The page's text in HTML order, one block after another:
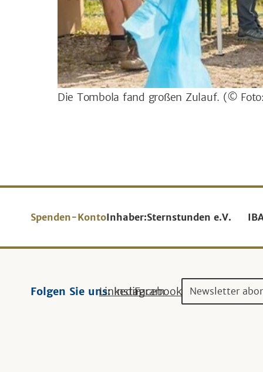
Die Tombola fand großen Zulauf. (©
Spenden-KontoInhaber:Sternstunden e.V.
Folgen Sie uns:Linkedin
Instagram
Facebook Newsletter